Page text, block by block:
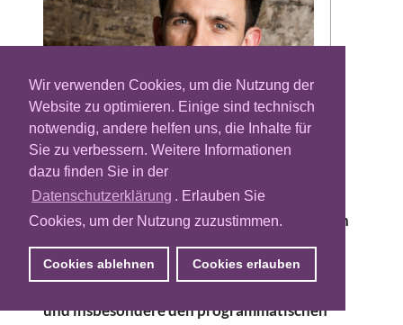
Wir verwenden Cookies, um die Nutzung der
Website zu optimieren. Einige sind technisch
notwendig, andere helfen uns, die Inhalte für
Sie zu verbessern. Weitere Informationen
dazu finden Sie in der
Datenschutzerklärung . Erlauben Sie
Cookies, um der Nutzung zuzustimmen.
Cookies ablehnen Cookies erlauben
Der technologieorientierte Vermarkter
Goldbach Germany baut den Standort in
Hamburg weiter aus und holt sich mit Jakob
Priewe einen Digital-out-of-Home-Experten
an Bord. Der 33-Jährige wird sich in seiner
neuen Position als Senior Sales Manager
DOOH um die Digitalagenturen kümmern
und insbesondere den programmatischen